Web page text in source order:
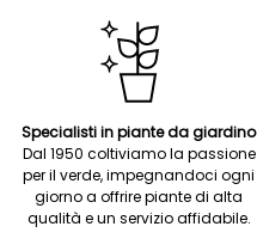
Specialisti in piante da giardino
Dal 1950 coltiviamo la passione
per il verde, impegnandoci ogni
giorno a offrire piante di alta
qualità e un servizio affidabile.